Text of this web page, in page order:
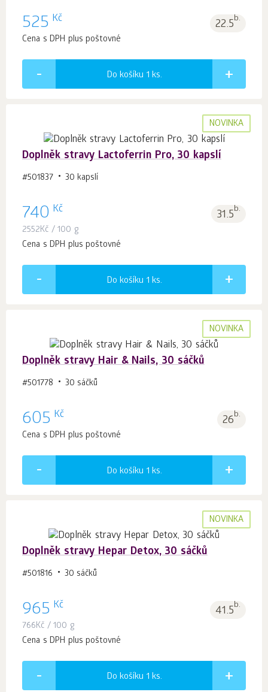
525 Kč 22.5b.
Cena s DPH plus poštovné
Do košíku 1 ks.
NOVINKA
Doplněk stravy Lactoferrin Pro, 30 kapslí
#501837 30 kapslí
740 Kč 31.5b.
2552Kč / 100 g
Cena s DPH plus poštovné
Do košíku 1 ks.
NOVINKA
Doplněk stravy Hair & Nails, 30 sáčků
#501778 30 sáčků
605 Kč 26b.
Cena s DPH plus poštovné
Do košíku 1 ks.
NOVINKA
Doplněk stravy Hepar Detox, 30 sáčků
#501816 30 sáčků
965 Kč 41.5b.
766Kč / 100 g
Cena s DPH plus poštovné
Do košíku 1 ks.